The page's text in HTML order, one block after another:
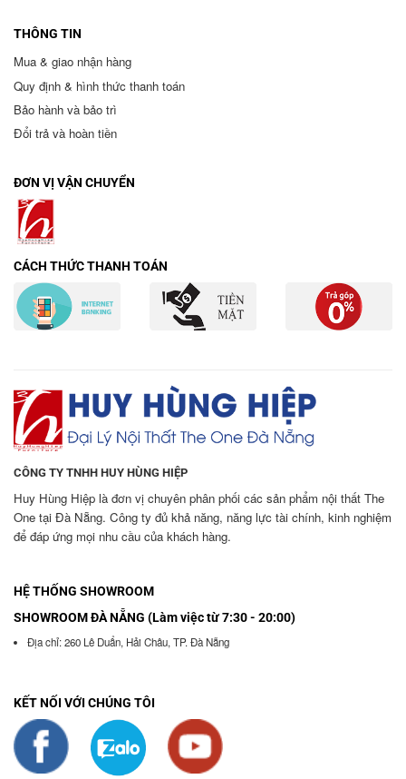
THÔNG TIN
Mua & giao nhận hàng
Quy định & hình thức thanh toán
Bảo hành và bảo trì
Đổi trả và hoàn tiền
ĐƠN VỊ VẬN CHUYỂN
CÁCH THỨC THANH TOÁN
CÔNG TY TNHH HUY HÙNG HIỆP
Huy Hùng Hiệp là đơn vị chuyên phân phối các sản phẩm nội thất The
One tại Đà Nẵng. Công ty đủ khả năng, năng lực tài chính, kinh nghiệm
để đáp ứng mọi nhu cầu của khách hàng.
HỆ THỐNG SHOWROOM
SHOWROOM ĐÀ NẴNG (Làm việc từ 7:30 - 20:00)
Địa chỉ: 260 Lê Duẩn, Hải Châu, TP. Đà Nẵng
KẾT NỐI VỚI CHÚNG TÔI